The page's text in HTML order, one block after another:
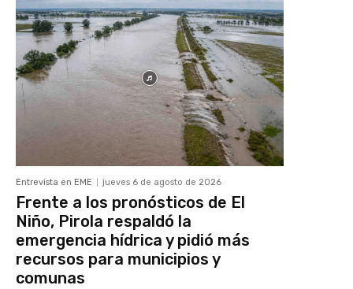
Entrevista en EME jueves 6 de agosto de 2026
Frente a los pronósticos de El
Niño, Pirola respaldó la
emergencia hídrica y pidió más
recursos para municipios y
comunas